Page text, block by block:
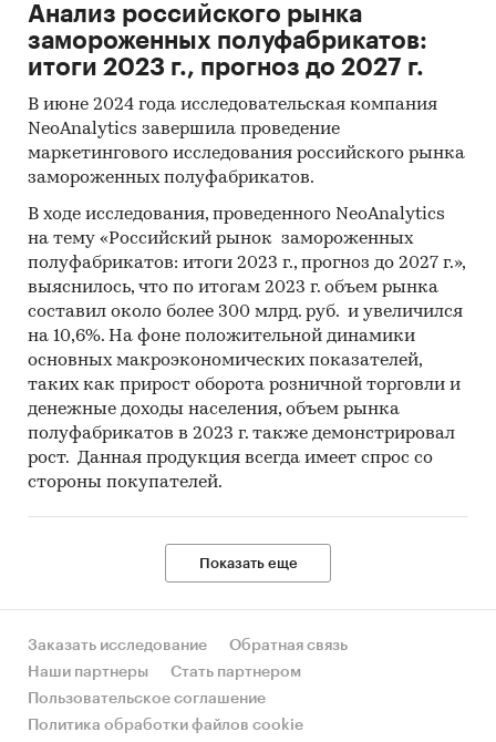
Анализ российского рынка
замороженных полуфабрикатов:
итоги 2023 г., прогноз до 2027 г.
В июне 2024 года исследовательская компания
NeoAnalytics завершила проведение
маркетингового исследования российского рынка
замороженных полуфабрикатов.
В ходе исследования, проведенного NeoAnalytics
на тему «Российский рынок замороженных
полуфабрикатов: итоги 2023 г., прогноз до 2027 г.»,
выяснилось, что по итогам 2023 г. объем рынка
составил около более 300 млрд. руб. и увеличился
на 10,6%. На фоне положительной динамики
основных макроэкономических показателей,
таких как прирост оборота розничной торговли и
денежные доходы населения, объем рынка
полуфабрикатов в 2023 г. также демонстрировал
рост. Данная продукция всегда имеет спрос со
стороны покупателей.
Показать еще
Заказать исследование
Обратная связь
Наши партнеры
Стать партнером
Пользовательское соглашение
Политика обработки файлов cookie